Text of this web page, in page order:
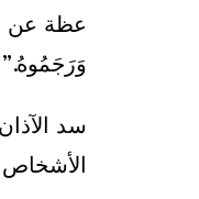
عظة عن
وَرَجَمُوهُ.” (أع
سد